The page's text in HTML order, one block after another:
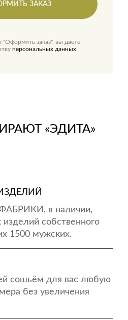
ЗАКАЗ
заказ", вы даете
персональных данных
«ЭДИТА»
ФАБРИКИ, в наличии,
собственного
1500 мужских.
сошьём для вас любую
без увеличения